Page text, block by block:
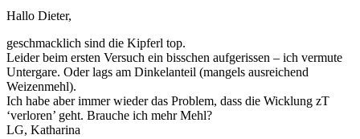
Hallo Dieter,
geschmacklich sind die Kipferl top.
Leider beim ersten Versuch ein bisschen aufgerissen – ich vermute
Untergare. Oder lags am Dinkelanteil (mangels ausreichend
Weizenmehl).
Ich habe aber immer wieder das Problem, dass die Wicklung zT
‘verloren’ geht. Brauche ich mehr Mehl?
LG, Katharina